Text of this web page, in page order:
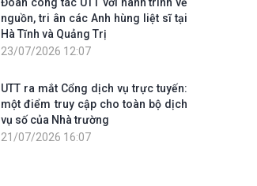
nguồn, tri ân các Anh hùng liệt sĩ tại
Hà Tĩnh và Quảng Trị
23/07/2026 12:07
UTT ra mắt Cổng dịch vụ trực tuyến:
một điểm truy cập cho toàn bộ dịch
vụ số của Nhà trường
21/07/2026 16:07